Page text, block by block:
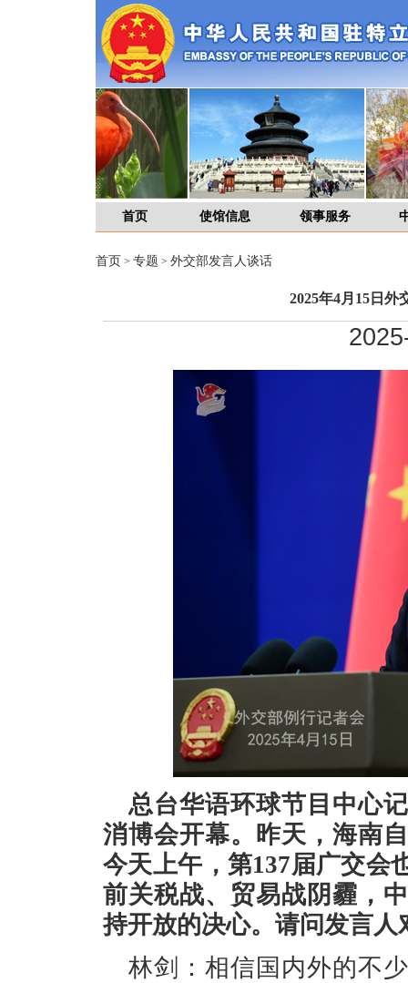
首页 使馆信息 领事服务
首页 > 专题 > 外交部发言人谈话
2025年4月15日外
总台华语环球节目中心
消博会开幕。昨天，海南
今天上午，第137届广交会
前关税战、贸易战阴霾，
持开放的决心。请问发言人
林剑：相信国内外的不